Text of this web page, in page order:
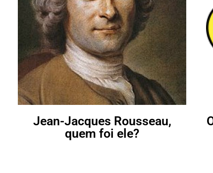
Jean-Jacques Rousseau,
quem foi ele?